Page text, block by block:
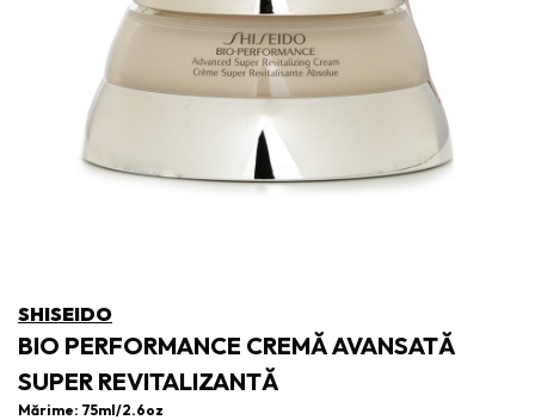
SHISEIDO
BIO PERFORMANCE CREMĂ AVANSATĂ
SUPER REVITALIZANTĂ
Mărime: 75ml/2.6oz